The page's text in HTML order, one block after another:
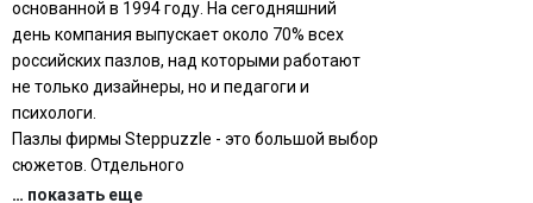
основанной в 1994 году. На сегодняшний
день компания выпускает около 70% всех
российских пазлов, над которыми работают
не только дизайнеры, но и педагоги и
психологи.
Пазлы фирмы Steppuzzle - это большой выбор
сюжетов. Отдельного
… показать еще